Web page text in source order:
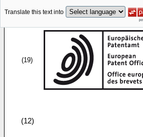
Translate this text into
(19)
(12)